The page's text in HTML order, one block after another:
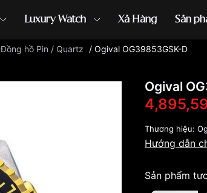
Luxury Watch Xả Hàng Sản
hồ G-Shock đồng hồ Orient ...
Đồng hồ Pin / Quartz / Ogival OG39853GSK-D
Ogival
Thương hiệu:
Hướng dẫn
Sản phẩm